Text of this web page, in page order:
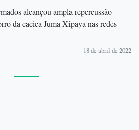
alcançou ampla repercussão
da cacica Juma Xipaya nas redes
18 de abril de 2022